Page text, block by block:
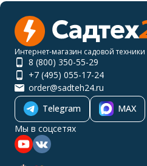
Интернет-магазин садовой техники
8 (800) 350-55-29
+7 (495) 055-17-24
order@sadteh24.ru
Telegram
MAX
Мы в соцсетях